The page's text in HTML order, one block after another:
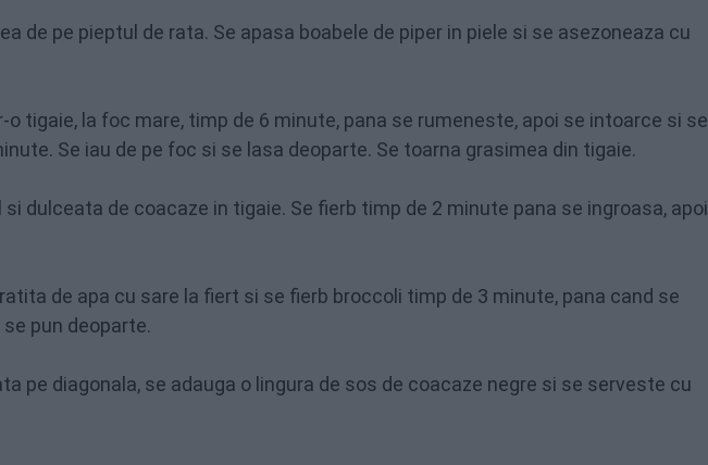
de pe pieptul de rata. Se apasa boabele de piper in piele si se asezoneaza cu
o tigaie, la foc mare, timp de 6 minute, pana se rumeneste, apoi se intoarce si se
Se iau de pe foc si se lasa deoparte. Se toarna grasimea din tigaie.
si dulceata de coacaze in tigaie. Se fierb timp de 2 minute pana se ingroasa, apoi
de apa cu sare la fiert si se fierb broccoli timp de 3 minute, pana cand se
pun deoparte.
pe diagonala, se adauga o lingura de sos de coacaze negre si se serveste cu